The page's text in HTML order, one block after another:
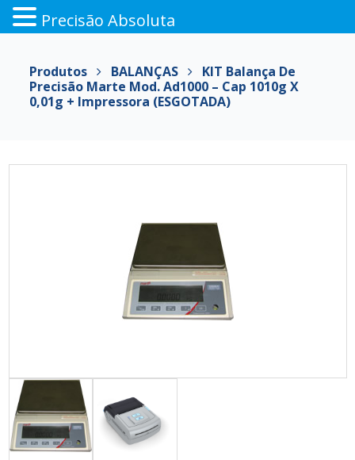
para
conteúdo
Produtos BALANÇAS
KIT Balança De
Precisão Marte Mod. Ad1000 – Cap 1010g X
0,01g + Impressora (ESGOTADA)
Precisão Absoluta